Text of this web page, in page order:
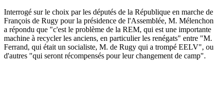
Interrogé sur le choix par les députés de la République en marche de
François de Rugy pour la présidence de l'Assemblée, M. Mélenchon
a répondu que "c'est le problème de la REM, qui est une importante
machine à recycler les anciens, en particulier les renégats" entre "M.
Ferrand, qui était un socialiste, M. de Rugy qui a trompé EELV", ou
d'autres "qui seront récompensés pour leur changement de camp".